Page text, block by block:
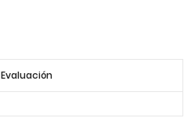
Evaluación